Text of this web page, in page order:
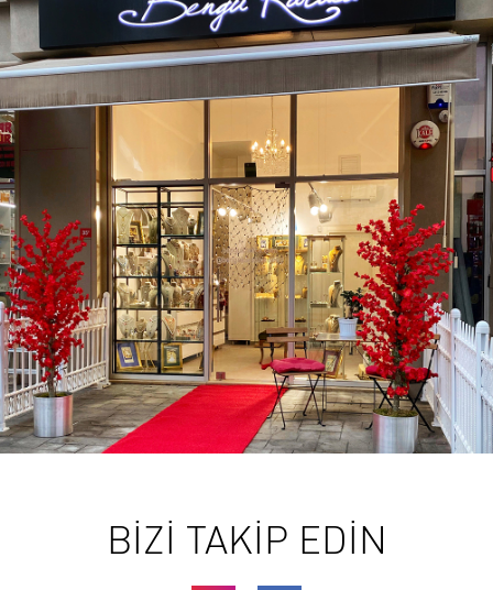
BİZİ TAKİP EDİN